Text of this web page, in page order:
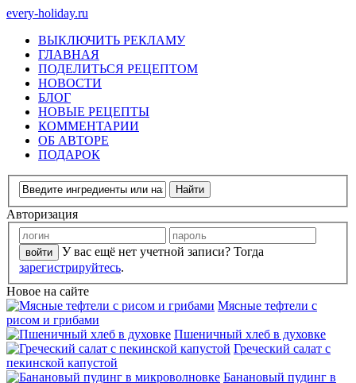
every-holiday.ru
ВЫКЛЮЧИТЬ РЕКЛАМУ
ГЛАВНАЯ
ПОДЕЛИТЬСЯ РЕЦЕПТОМ
НОВОСТИ
БЛОГ
НОВЫЕ РЕЦЕПТЫ
КОММЕНТАРИИ
ОБ АВТОРЕ
ПОДАРОК
Авторизация
У вас ещё нет учетной записи? Тогда
зарегистрируйтесь.
Новое на сайте
Мясные тефтели с
рисом и грибами
Пшеничный хлеб в духовке
Греческий салат с
пекинской капустой
Банановый пудинг в